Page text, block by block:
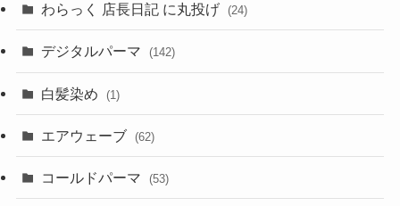
わらっく 店長日記 に丸投げ (24)
デジタルパーマ (142)
白髪染め (1)
エアウェーブ (62)
コールドパーマ (53)